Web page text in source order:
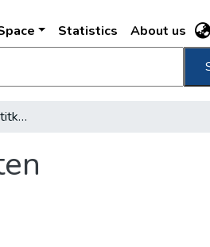
Statistics About us
A Duna-bizottság vezértitkársága Budapesten